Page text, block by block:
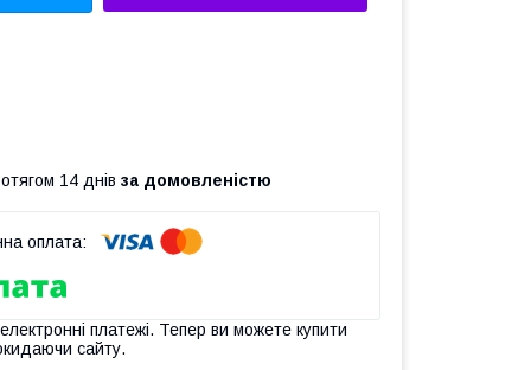
14 днів за домовленістю
платежі. Тепер ви можете купити
сайту.